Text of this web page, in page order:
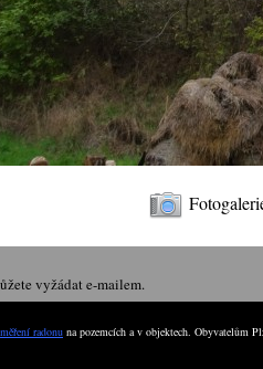
vyžádat e-mailem.
měření radonu na pozemcích a v objektech. Obyvatelům